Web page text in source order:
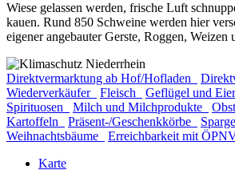
Wiese gelassen werden, frische Luft
kauen. Rund 850 Schweine werden hier
eigener angebauter Gerste, Roggen, Weizen
Direktvermarktung ab Hof/Hofladen
Wiederverkäufer
Fleisch Geflügel und
Spirituosen
Milch und Milchprodukte
Kartoffeln
Präsent-/Geschenkkörbe
Weihnachtsbäume
Erreichbarkeit mit
Karte